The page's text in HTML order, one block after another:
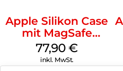
Apple Silikon Case
mit MagSafe
iPhone 14 Pro
(PRODUCT)RED
77,90€
inkl. MwSt.